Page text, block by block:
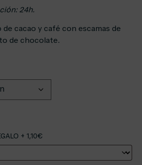
24h.
cacao y café con escamas de
de chocolate.
+ 1,10€